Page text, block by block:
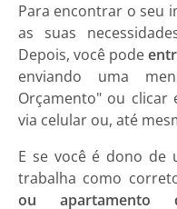
Para encontrar o seu
as suas
Depois, você pode
enviando uma
Orçamento" ou clicar
via celular ou, até
E se você é dono de
trabalha como
ou apartamento